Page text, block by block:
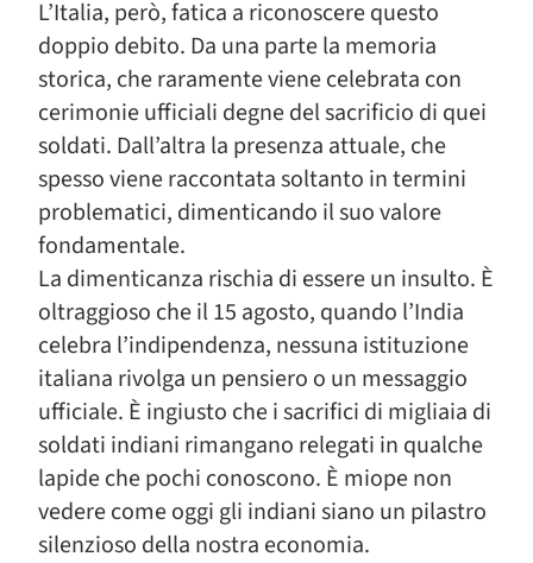
L’Italia, però, fatica a riconoscere questo
doppio debito. Da una parte la memoria
storica, che raramente viene celebrata con
cerimonie ufficiali degne del sacrificio di quei
soldati. Dall’altra la presenza attuale, che
spesso viene raccontata soltanto in termini
problematici, dimenticando il suo valore
fondamentale.
La dimenticanza rischia di essere un insulto. È
oltraggioso che il 15 agosto, quando l’India
celebra l’indipendenza, nessuna istituzione
italiana rivolga un pensiero o un messaggio
ufficiale. È ingiusto che i sacrifici di migliaia di
soldati indiani rimangano relegati in qualche
lapide che pochi conoscono. È miope non
vedere come oggi gli indiani siano un pilastro
silenzioso della nostra economia.